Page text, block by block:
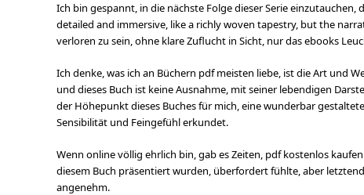
Ich bin gespannt, in die nächste Folge dieser Serie
detailed and immersive, like a richly woven tapestry, but the
verloren zu sein, ohne klare Zuflucht in Sicht, nur das ebooks
Ich denke, was ich an Büchern pdf meisten liebe, ist die Art und
und dieses Buch ist keine Ausnahme, mit seiner lebendigen
der Höhepunkt dieses Buches für mich, eine wunderbar
Sensibilität und Feingefühl erkundet.
Wenn online völlig ehrlich bin, gab es Zeiten, pdf kostenlos
diesem Buch präsentiert wurden, überfordert fühlte, aber
angenehm.